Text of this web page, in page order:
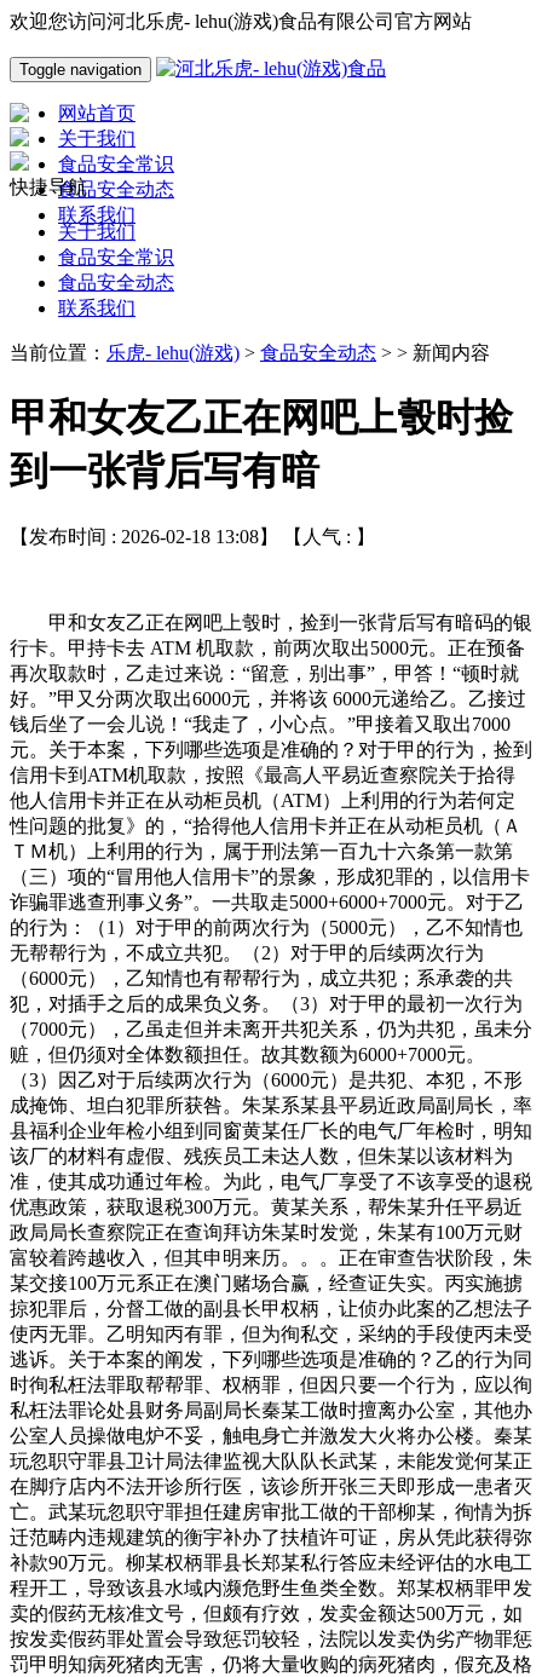
欢迎您访问河北乐虎- lehu(游戏)食品有限公司官方网站
Toggle navigation
网站首页
关于我们
食品安全常识
食品安全动态
联系我们
快捷导航
关于我们
食品安全常识
食品安全动态
联系我们
当前位置： 乐虎- lehu(游戏) > 食品安全动态 > > 新闻内容
甲和女友乙正在网吧上彀时捡
到一张背后写有暗
【发布时间 : 2026-02-18 13:08】 【人气 : 】
甲和女友乙正在网吧上彀时，捡到一张背后写有暗码的银
行卡。甲持卡去 ATM 机取款，前两次取出5000元。正在预备
再次取款时，乙走过来说：“留意，别出事”，甲答！“顿时就
好。”甲又分两次取出6000元，并将该 6000元递给乙。乙接过
钱后坐了一会儿说！“我走了，小心点。”甲接着又取出7000
元。关于本案，下列哪些选项是准确的？对于甲的行为，捡到
信用卡到ATM机取款，按照《最高人平易近查察院关于拾得
他人信用卡并正在从动柜员机（ATM）上利用的行为若何定
性问题的批复》的，“拾得他人信用卡并正在从动柜员机（Ａ
ＴＭ机）上利用的行为，属于刑法第一百九十六条第一款第
（三）项的“冒用他人信用卡”的景象，形成犯罪的，以信用卡
诈骗罪逃查刑事义务”。一共取走5000+6000+7000元。对于乙
的行为：（1）对于甲的前两次行为（5000元），乙不知情也
无帮帮行为，不成立共犯。（2）对于甲的后续两次行为
（6000元），乙知情也有帮帮行为，成立共犯；系承袭的共
犯，对插手之后的成果负义务。（3）对于甲的最初一次行为
（7000元），乙虽走但并未离开共犯关系，仍为共犯，虽未分
赃，但仍须对全体数额担任。故其数额为6000+7000元。
（3）因乙对于后续两次行为（6000元）是共犯、本犯，不形
成掩饰、坦白犯罪所获咎。朱某系某县平易近政局副局长，率
县福利企业年检小组到同窗黄某任厂长的电气厂年检时，明知
该厂的材料有虚假、残疾员工未达人数，但朱某以该材料为
准，使其成功通过年检。为此，电气厂享受了不该享受的退税
优惠政策，获取退税300万元。黄某关系，帮朱某升任平易近
政局局长查察院正在查询拜访朱某时发觉，朱某有100万元财
富较着跨越收入，但其申明来历。。。正在审查告状阶段，朱
某交接100万元系正在澳门赌场合赢，经查证失实。丙实施掳
掠犯罪后，分督工做的副县长甲权柄，让侦办此案的乙想法子
使丙无罪。乙明知丙有罪，但为徇私交，采纳的手段使丙未受
逃诉。关于本案的阐发，下列哪些选项是准确的？乙的行为同
时徇私枉法罪取帮帮罪、权柄罪，但因只要一个行为，应以徇
私枉法罪论处县财务局副局长秦某工做时擅离办公室，其他办
公室人员操做电炉不妥，触电身亡并激发大火将办公楼。秦某
玩忽职守罪县卫计局法律监视大队队长武某，未能发觉何某正
在脚疗店内不法开诊所行医，该诊所开张三天即形成一患者灭
亡。武某玩忽职守罪担任建房审批工做的干部柳某，徇情为拆
迁范畴内违规建筑的衡宇补办了扶植许可证，房从凭此获得弥
补款90万元。柳某权柄罪县长郑某私行答应未经评估的水电工
程开工，导致该县水域内濒危野生鱼类全数。郑某权柄罪甲发
卖的假药无核准文号，但颇有疗效，发卖金额达500万元，如
按发卖假药罪处置会导致惩罚较轻，法院以发卖伪劣产物罪惩
罚甲明知病死猪肉无害，仍将大量收购的病死猪肉，假充及格